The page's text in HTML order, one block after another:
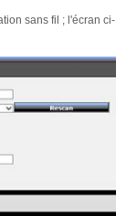
sans fil ; l'écran ci-